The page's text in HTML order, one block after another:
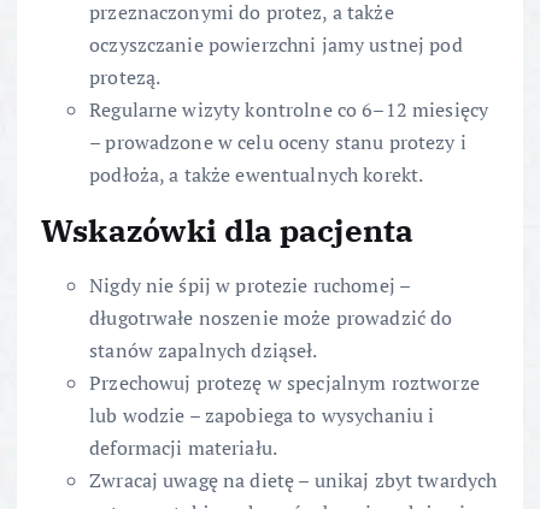
przeznaczonymi do protez, a także
oczyszczanie powierzchni jamy ustnej pod
protezą.
Regularne wizyty kontrolne co 6–12 miesięcy
– prowadzone w celu oceny stanu protezy i
podłoża, a także ewentualnych korekt.
Wskazówki dla pacjenta
Nigdy nie śpij w protezie ruchomej –
długotrwałe noszenie może prowadzić do
stanów zapalnych dziąseł.
Przechowuj protezę w specjalnym roztworze
lub wodzie – zapobiega to wysychaniu i
deformacji materiału.
Zwracaj uwagę na dietę – unikaj zbyt twardych